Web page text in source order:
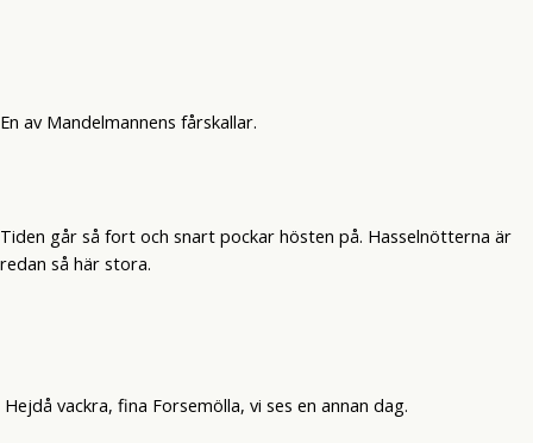
En av Mandelmannens fårskallar.
Tiden går så fort och snart pockar hösten på. Hasselnötterna är
redan så här stora.
Hejdå vackra, fina Forsemölla, vi ses en annan dag.